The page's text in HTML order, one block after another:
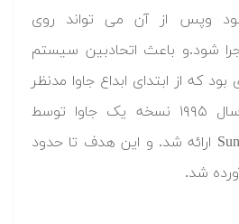
وپس از آن می تواند روی
شود.و باعث اتحادبین سیستم
که از ابتدای ابداع جاوا مدنظر
داشتند و نهایتاً در سال ۱۹۹۵ نسخه یک جاوا توسط
شرکت Sun micro systems ارائه شد. و این هدف تا حدود
شد.